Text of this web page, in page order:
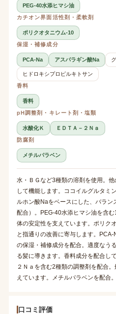
PEG-40水添ヒマシ油
カチオン界面活性剤・柔軟剤
ポリクオタニウム-10
保湿・補修成分
PCA-Na アスパラギン酸Na
ヒドロキシプロピルキトサン
香料
香料
pH調整剤・キレート剤・塩類
水酸化Ｋ
ＥＤＴＡ－２Ｎａ
防腐剤
メチルパラベン
水・ＢＧなど3種類の溶剤を使用。
して機能します。ココイルグルタミ
ルホン酸Naをベースにした、バラ
配合）。PEG-40水添ヒマシ油を含
体の安定性を支えています。ポリク
と指通りの改善に寄与します。
の保湿・補修成分を配合。適度なう
る髪に導きます。香料成分を配合し
２Ｎａを含む2種類の調整剤を配合
えています。メチルパラベンを配合
口コミ評価